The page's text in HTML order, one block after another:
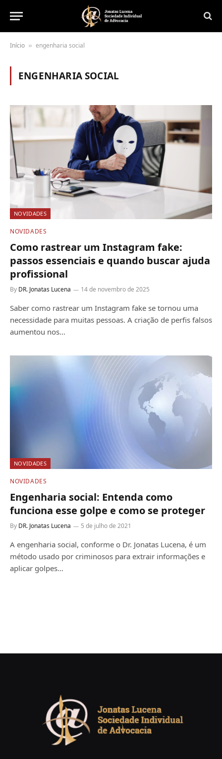
Início » engenharia social
ENGENHARIA SOCIAL
NOVIDADES
NOVIDADES
Como rastrear um Instagram fake:
passos essenciais e quando buscar ajuda
profissional
By DR. Jonatas Lucena 14 de novembro de 2025
Saber como rastrear um Instagram fake se tornou uma
necessidade para muitas pessoas. A criação de perfis falsos
aumentou nos…
NOVIDADES
NOVIDADES
Engenharia social: Entenda como
funciona esse golpe e como se proteger
By DR. Jonatas Lucena 5 de julho de 2021
A engenharia social, conforme o Dr. Jonatas Lucena, é um
método usado por criminosos para extrair informações e
aplicar golpes…